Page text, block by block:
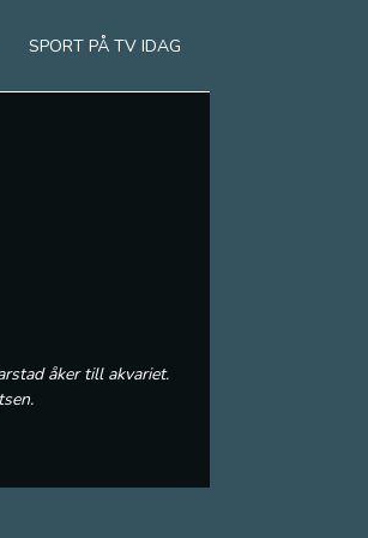
SPORT PÅ TV IDAG
åker till akvariet.